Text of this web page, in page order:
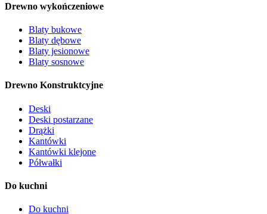
Drewno wykończeniowe
Blaty bukowe
Blaty dębowe
Blaty jesionowe
Blaty sosnowe
Drewno Konstruktcyjne
Deski
Deski postarzane
Drążki
Kantówki
Kantówki klejone
Półwałki
Do kuchni
Do kuchni